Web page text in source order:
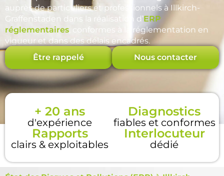
auprès de particuliers et professionnels à Illkirch-
Graffenstaden dans la réalisation d’ERP
réglementaires, conformes à la réglementation en
vigueur et dans des délais encadrés.
Être rappelé Nous contacter
+ 20 ans
d'expérience
Diagnostics
fiables et conformes
Rapports
clairs & exploitables
Interlocuteur
dédié